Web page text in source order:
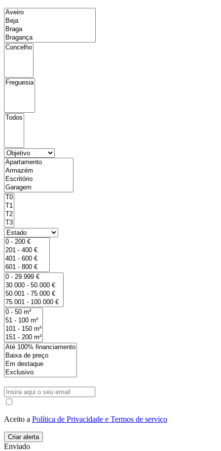
Aceito a Política de Privacidade e Termos de serviço
Enviado